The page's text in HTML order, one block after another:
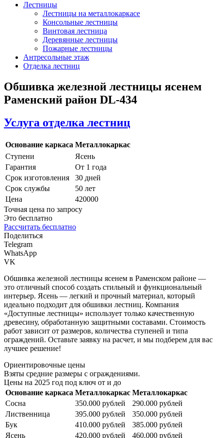
Лестницы
Лестницы на металлокаркасе
Консольные лестницы
Винтовая лестница
Деревянные лестницы
Пожарные лестницы
Антресольные этаж
Отделка лестниц
Обшивка железной лестницы ясенем
Раменский район DL-434
Услуга отделка лестниц
Основание каркаса Металлокаркас
Ступени
Ясень
Гарантия
От 1 года
Срок изготовления
30 дней
Срок службы
50 лет
Цена
420000
Точная цена по запросу
Это бесплатно
Рассчитать бесплатно
Поделиться
Telegram
WhatsApp
VK
Обшивка железной лестницы ясенем в Раменском районе —
это отличный способ создать стильный и функциональный
интерьер. Ясень — легкий и прочный материал, который
идеально подходит для обшивки лестниц. Компания
«Доступные лестницы» использует только качественную
древесину, обработанную защитными составами. Стоимость
работ зависит от размеров, количества ступеней и типа
ограждений. Оставьте заявку на расчет, и мы подберем для вас
лучшее решение!
Ориентировочные цены
Взяты средние размеры с ограждениями.
Цены на 2025 год под ключ от и до
Основание каркаса Металлокаркас Металлокаркас
Сосна
350.000 рублей
290.000 рублей
Лиственница
395.000 рублей
350.000 рублей
Бук
410.000 рублей
385.000 рублей
Ясень
420.000 рублей
460.000 рублей